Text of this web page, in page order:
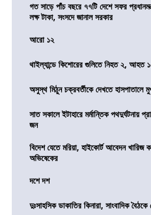
গত সাড়ে পাঁচ বছরে ৭৭টি দেশে সফর
লক্ষ টাকা, সংসদে জানাল সরকার
আরো ১২
থাইল্যান্ডে কিশোরের গুলিতে নিহত ২, আহত
অসুস্থ মিঠুন চক্রবর্তীকে দেখতে হাসপাতালে
সাত সকালে ইটাহারে মর্মান্তিক
জন
বিদেশ যেতে মরিয়া, হাইকোর্ট আবেদন খারিজ
অভিষেকের
দশে দশ
দুঃসাহসিক ডাকাতির কিনারা, সাংবাদিক